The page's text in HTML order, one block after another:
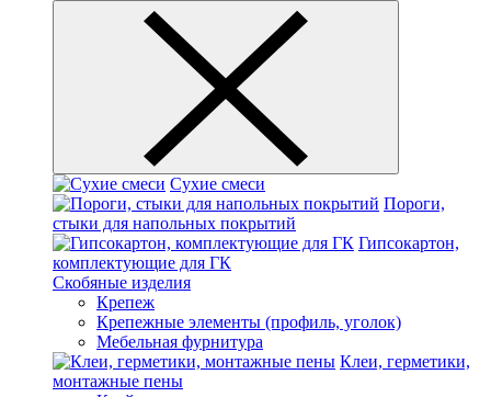
Сухие смеси
Пороги,
стыки для напольных покрытий
Гипсокартон,
комплектующие для ГК
Скобяные изделия
Крепеж
Крепежные элементы (профиль, уголок)
Мебельная фурнитура
Клеи, герметики,
монтажные пены